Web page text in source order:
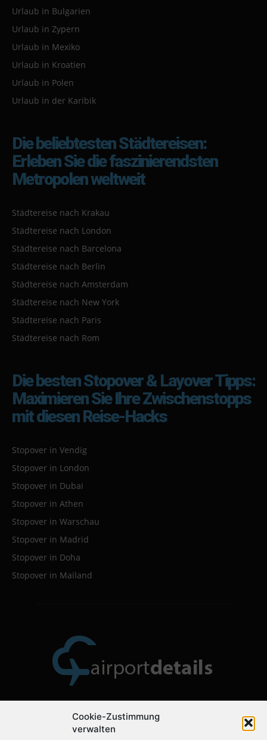
Cookie-Zustimmung
verwalten
Urlaub in Bulgarien
Urlaub in Zypern
Urlaub in Mexiko
Urlaub in Kroatien
Urlaub in Polen
Urlaub in der Karibik
Die beliebtesten Städtereisen:
Erleben Sie die faszinierendsten
Metropolen weltweit
Städtereise nach Krakau
Städtereise nach London
Städtereise nach Barcelona
Städtereise nach Berlin
Städtereise nach Amsterdam
Städtereise nach New York
Städtereise nach Paris
Städtereise nach Rom
Die besten Stopover & Layover Tipps:
Maximieren Sie Ihre Zwischenstopps
mit diesen Reise-Hacks
Stopover in Vendig
Stopover in London
Stopover in Dubai
Stopover in Athen
Stopover in Warschau
Stopover in Madrid
Stopover in Doha
Stopover in Mailand
Über uns